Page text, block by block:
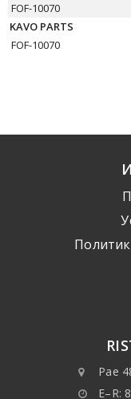
FOF-10070
KAVO PARTS
FOF-10070
Pae
E–R: